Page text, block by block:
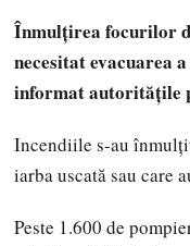
Înmulțirea focurilor
necesitat evacuarea
informat autoritățile
Incendiile s-au
iarba uscată sau care
Peste 1.600 de